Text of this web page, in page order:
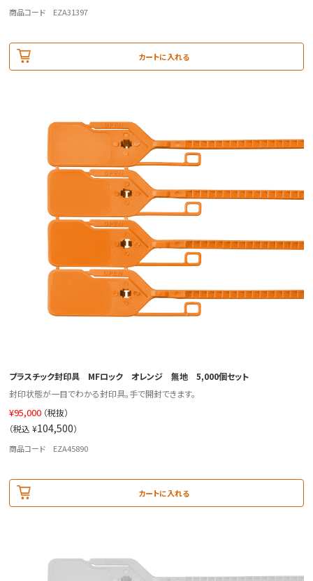
商品コード EZA31397
カートに入れる
プラスチック封印具 MFロック オレンジ 無地 5,000個セット
封印状態が一目でわかる封印具。手で開封できます。
¥95,000 （税抜）
（税込 ¥104,500）
商品コード EZA45890
カートに入れる